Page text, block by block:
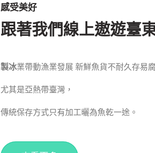
感受美好
跟著我們線上遨遊臺
製冰業帶動漁業發展 新鮮魚貨不耐久存易
尤其是亞熱帶臺灣，
傳統保存方式只有加工曬為魚乾一途。